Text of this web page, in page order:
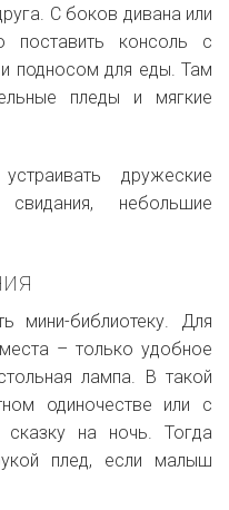
С боков дивана или
консоль с
подносом для еды. Там
пледы и мягкие
дружеские
свидания, небольшие
мини-библиотеку. Для
– только удобное
лампа. В такой
одиночестве или с
на ночь. Тогда
плед, если малыш